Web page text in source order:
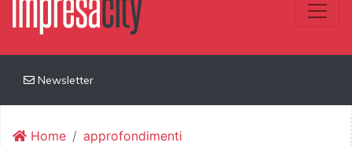
Newsletter
Home
approfondimenti